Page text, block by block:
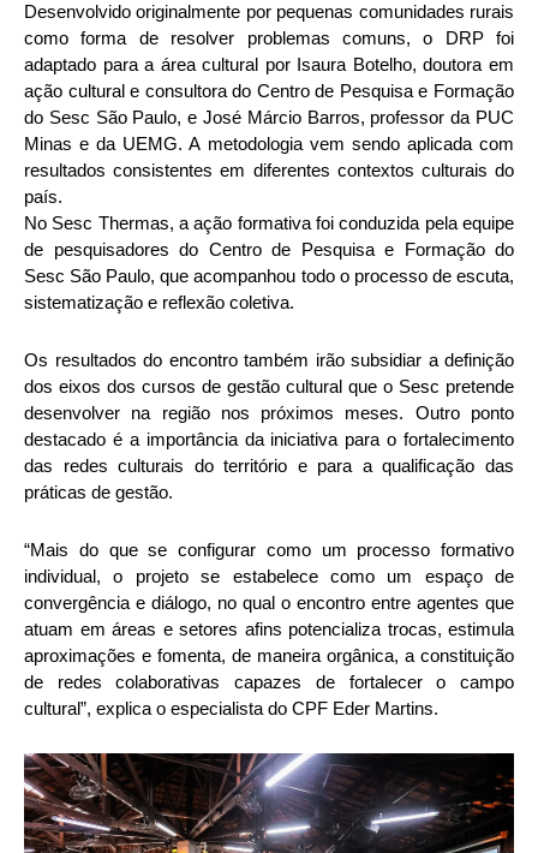
Desenvolvido originalmente por pequenas comunidades rurais
como forma de resolver problemas comuns, o DRP foi
adaptado para a área cultural por Isaura Botelho, doutora em
ação cultural e consultora do Centro de Pesquisa e Formação
do Sesc São Paulo, e José Márcio Barros, professor da PUC
Minas e da UEMG. A metodologia vem sendo aplicada com
resultados consistentes em diferentes contextos culturais do
país.
No Sesc Thermas, a ação formativa foi conduzida pela equipe
de pesquisadores do Centro de Pesquisa e Formação do
Sesc São Paulo, que acompanhou todo o processo de escuta,
sistematização e reflexão coletiva.
Os resultados do encontro também irão subsidiar a definição
dos eixos dos cursos de gestão cultural que o Sesc pretende
desenvolver na região nos próximos meses. Outro ponto
destacado é a importância da iniciativa para o fortalecimento
das redes culturais do território e para a qualificação das
práticas de gestão.
“Mais do que se configurar como um processo formativo
individual, o projeto se estabelece como um espaço de
convergência e diálogo, no qual o encontro entre agentes que
atuam em áreas e setores afins potencializa trocas, estimula
aproximações e fomenta, de maneira orgânica, a constituição
de redes colaborativas capazes de fortalecer o campo
cultural”, explica o especialista do CPF Eder Martins.